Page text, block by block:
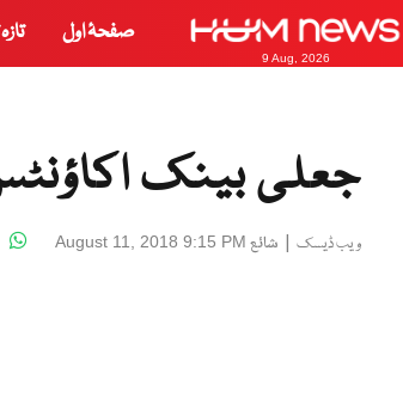
9 Aug, 2026
صفحۂ اول
جعلی بینک
ویب ڈیسک | شائع August 11, 2018 9:15 PM